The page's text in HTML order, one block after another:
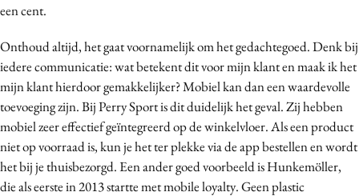
een cent.
Onthoud altijd, het gaat voornamelijk om het gedachtegoed. Denk bij
iedere communicatie: wat betekent dit voor mijn klant en maak ik het
mijn klant hierdoor gemakkelijker? Mobiel kan dan een waardevolle
toevoeging zijn. Bij Perry Sport is dit duidelijk het geval. Zij hebben
mobiel zeer effectief geïntegreerd op de winkelvloer. Als een product
niet op voorraad is, kun je het ter plekke via de app bestellen en wordt
het bij je thuisbezorgd. Een ander goed voorbeeld is Hunkemöller,
die als eerste in 2013 startte met mobile loyalty. Geen plastic